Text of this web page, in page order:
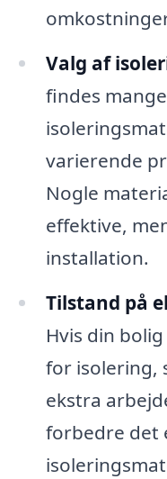
Valg af
findes
varierende
Nogle
effektive,
installation.
Tilstand på
Hvis din
for isolering,
ekstra
forbedre det